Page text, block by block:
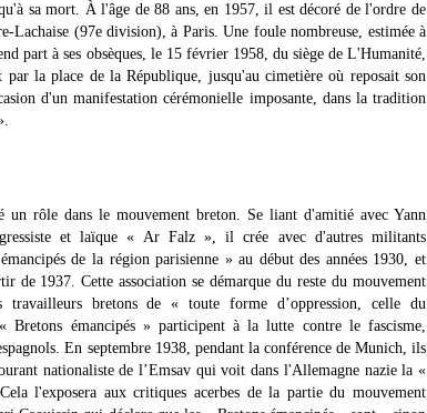
sa mort. À l'âge de 88 ans, en 1957, il est décoré de l'ordre de
Lachaise (97e division), à Paris. Une foule nombreuse, estimée à
part à ses obsèques, le 15 février 1958, du siège de L'Humanité,
par la place de la République, jusqu'au cimetière où reposait son
d'un manifestation cérémonielle imposante, dans la tradition
rôle dans le mouvement breton. Se liant d'amitié avec Yann
et laïque « Ar Falz », il crée avec d'autres militants
de la région parisienne » au début des années 1930, et
de 1937. Cette association se démarque du reste du mouvement
travailleurs bretons de « toute forme d’oppression, celle du
émancipés » participent à la lutte contre le fascisme,
En septembre 1938, pendant la conférence de Munich, ils
nationaliste de l’Emsav qui voit dans l'Allemagne nazie la «
l'exposera aux critiques acerbes de la partie du mouvement